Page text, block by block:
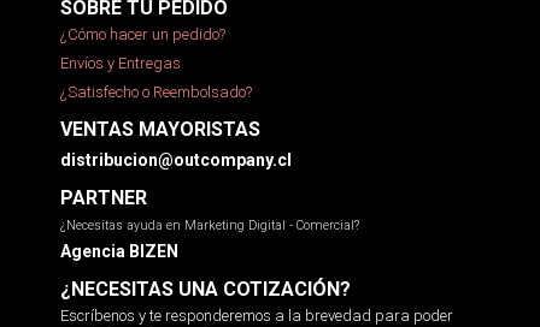
SOBRE TU PEDIDO
¿Cómo hacer un pedido?
Envíos y Entregas
¿Satisfecho o Reembolsado?
VENTAS MAYORISTAS
distribucion@outcompany.cl
PARTNER
¿Necesitas ayuda en Marketing Digital - Comercial?
Agencia BIZEN
¿NECESITAS UNA COTIZACIÓN?
Escríbenos y te responderemos a la brevedad para poder